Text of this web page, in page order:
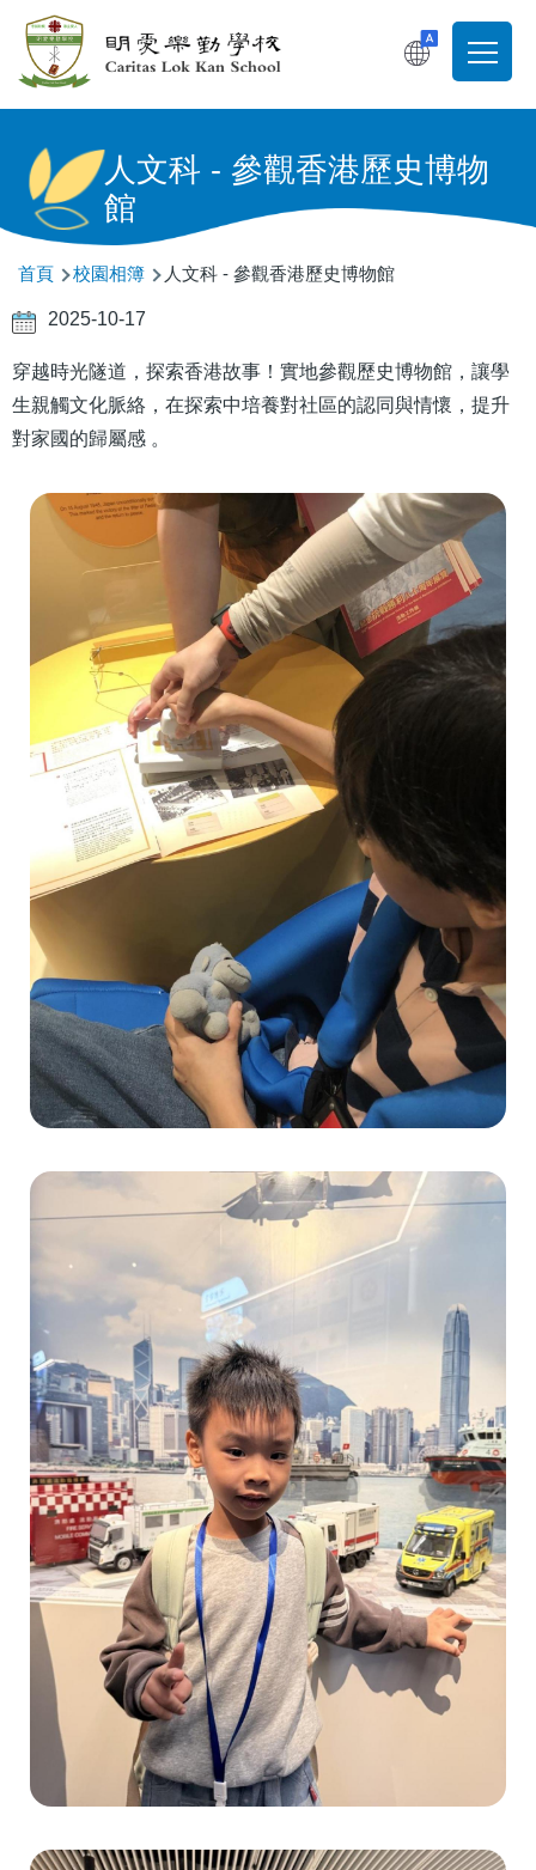
移至主內容
Main
人文科 - 參觀香港歷史博物
館
導
航
結
首頁 校園相簿 人文科 - 參觀香港歷史博物館
2025-10-17
穿越時光隧道，探索香港故事！實地參觀歷史博物館，讓學
生親觸文化脈絡，在探索中培養對社區的認同與情懷，提升
對家國的歸屬感 。